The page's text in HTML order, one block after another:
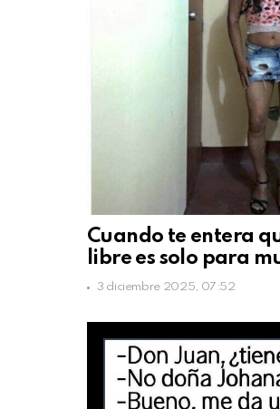
Cuando te entera
libre es solo para
3 diciembre 2025, 07:52